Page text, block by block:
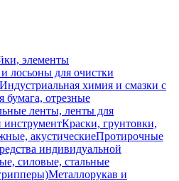
элементы
лосьоны для очистки
Индустриальная химия и смазки с
бумага, отрезные
ленты, ленты для
инструментКраски, грунтовки,
акустическиеПротирочные
индивидуальной
силовые, стальные
Металлорукав и